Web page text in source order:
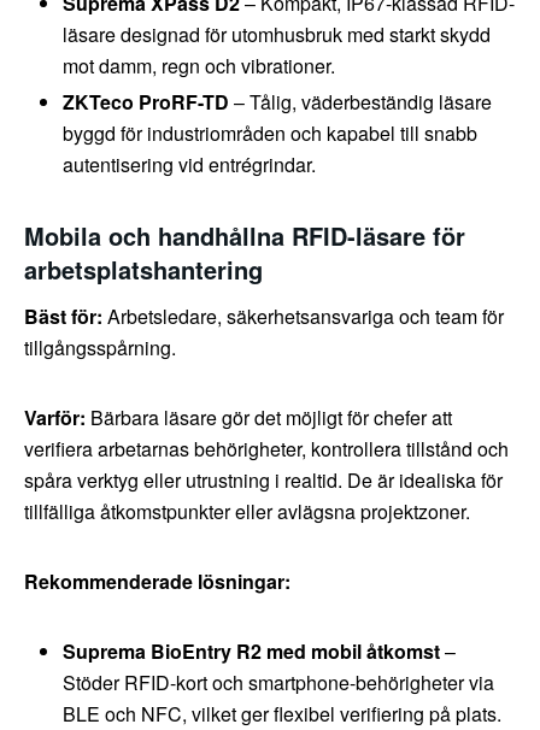
läsare designad för utomhusbruk med starkt skydd
mot damm, regn och vibrationer.
ZKTeco ProRF-TD – Tålig, väderbeständig läsare
byggd för industriområden och kapabel till snabb
autentisering vid entrégrindar.
Mobila och handhållna RFID-läsare för
arbetsplatshantering
Bäst för: Arbetsledare, säkerhetsansvariga och team för
tillgångsspårning.
Varför: Bärbara läsare gör det möjligt för chefer att
verifiera arbetarnas behörigheter, kontrollera tillstånd och
spåra verktyg eller utrustning i realtid. De är idealiska för
tillfälliga åtkomstpunkter eller avlägsna projektzoner.
Rekommenderade lösningar:
Suprema BioEntry R2 med mobil åtkomst–
Stöder RFID-kort och smartphone-behörigheter via
BLE och NFC, vilket ger flexibel verifiering på plats.